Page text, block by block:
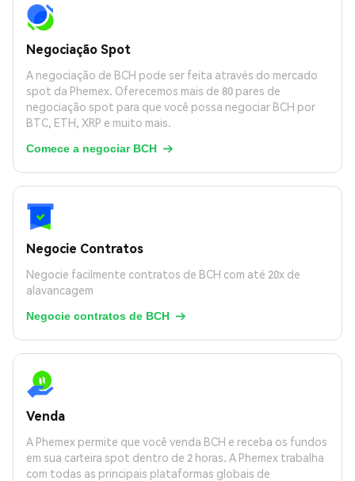
Negociação Spot
A negociação de BCH pode ser feita através do mercado
spot da Phemex. Oferecemos mais de 80 pares de
negociação spot para que você possa negociar BCH por
BTC, ETH, XRP e muito mais.
Comece a negociar BCH 
Negocie Contratos
Negocie facilmente contratos de BCH com até 20x de
alavancagem
Negocie contratos de BCH 
Venda
A Phemex permite que você venda BCH e receba os fundos
em sua carteira spot dentro de 2 horas. A Phemex trabalha
com todas as principais plataformas globais de